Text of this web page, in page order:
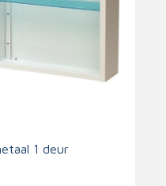
1 deur